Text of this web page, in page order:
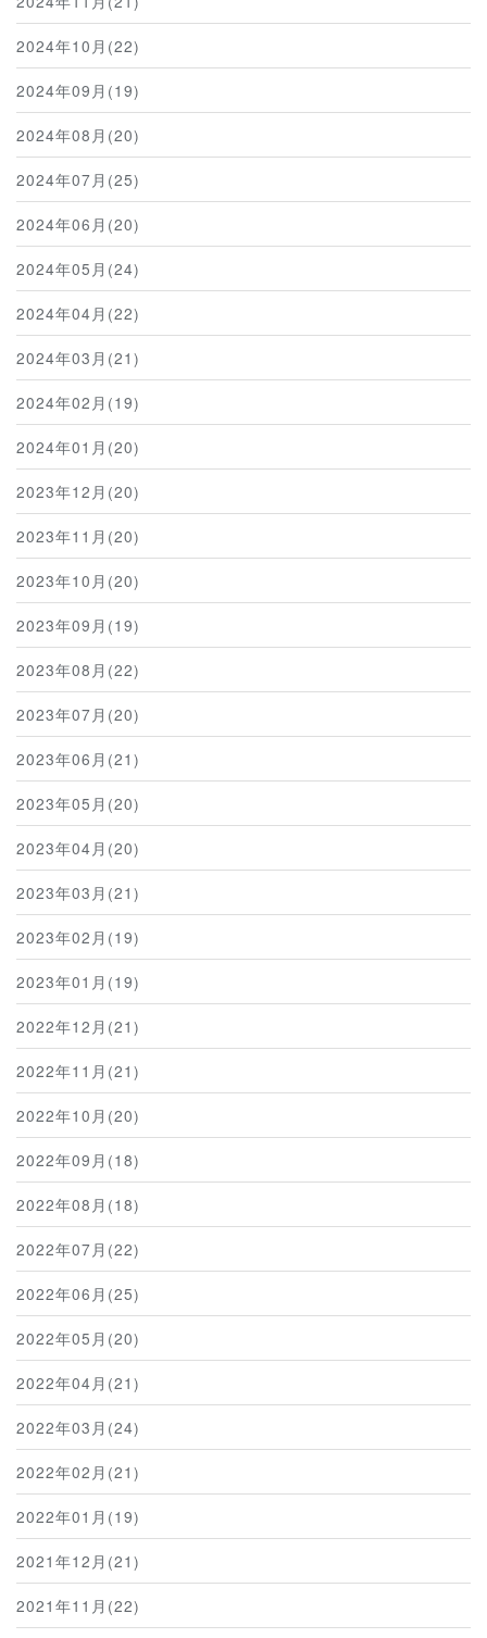
2024年10月(22)
2024年09月(19)
2024年08月(20)
2024年07月(25)
2024年06月(20)
2024年05月(24)
2024年04月(22)
2024年03月(21)
2024年02月(19)
2024年01月(20)
2023年12月(20)
2023年11月(20)
2023年10月(20)
2023年09月(19)
2023年08月(22)
2023年07月(20)
2023年06月(21)
2023年05月(20)
2023年04月(20)
2023年03月(21)
2023年02月(19)
2023年01月(19)
2022年12月(21)
2022年11月(21)
2022年10月(20)
2022年09月(18)
2022年08月(18)
2022年07月(22)
2022年06月(25)
2022年05月(20)
2022年04月(21)
2022年03月(24)
2022年02月(21)
2022年01月(19)
2021年12月(21)
2021年11月(22)